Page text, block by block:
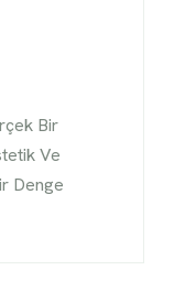
Bir
Ve
Denge